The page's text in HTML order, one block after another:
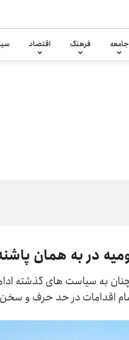
جامعه فرهنگ اقتصاد
در به همان
به سیاست های گذشته
اقدامات در حد حرف و